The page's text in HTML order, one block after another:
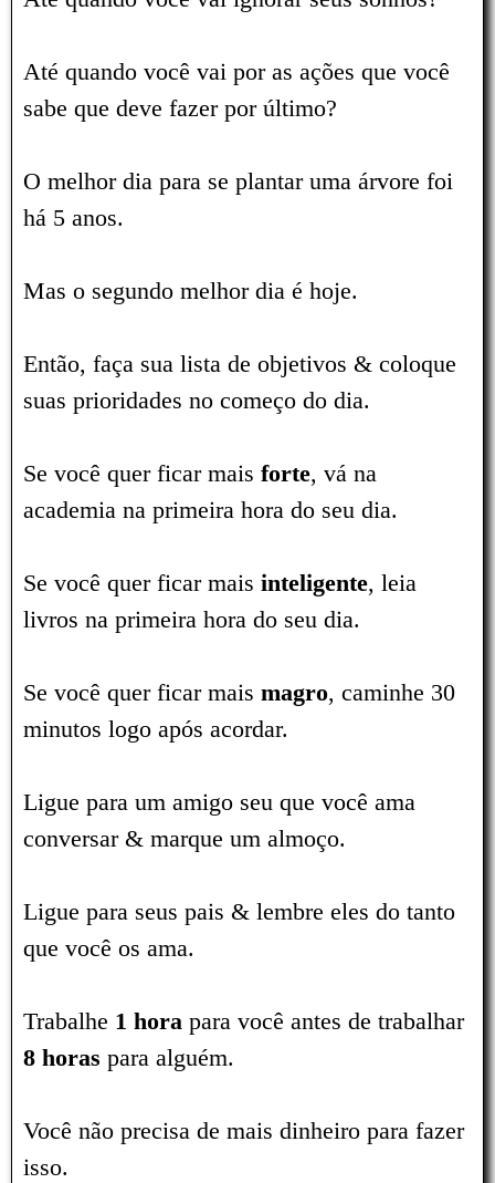
Até quando você vai por as ações que você
sabe que deve fazer por último?
O melhor dia para se plantar uma árvore foi
há 5 anos.
Mas o segundo melhor dia é hoje.
Então, faça sua lista de objetivos & coloque
suas prioridades no começo do dia.
Se você quer ficar mais forte, vá na
academia na primeira hora do seu dia.
Se você quer ficar mais inteligente, leia
livros na primeira hora do seu dia.
Se você quer ficar mais magro, caminhe 30
minutos logo após acordar.
Ligue para um amigo seu que você ama
conversar & marque um almoço.
Ligue para seus pais & lembre eles do tanto
que você os ama.
Trabalhe 1 hora para você antes de trabalhar
8 horas para alguém.
Você não precisa de mais dinheiro para fazer
isso.